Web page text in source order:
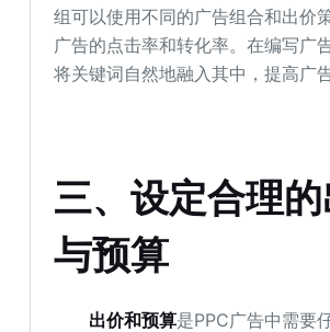
组可以使用不同的广告组合和出价
广告的点击率和转化率。在编写广
将关键词自然地融入其中，提高广
三、设定合理
与预算
出价和预算是PPC广告中需要